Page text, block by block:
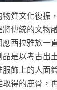
質文化復振
傳統的文物
西拉雅族一
是以考古出
飾上的人面
得的鹿骨，